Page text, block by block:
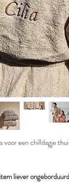
voor een chilldagje
liever